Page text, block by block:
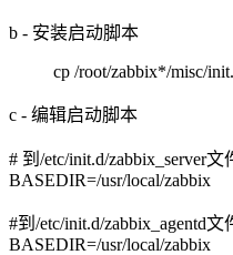
b - 安装启动脚本
cp /root/zabbix*/misc/
c - 编辑启动脚本
# 到/etc/init.d/zabbix_server
BASEDIR=/usr/local/zabbix
#到/etc/init.d/zabbix_agentd
BASEDIR=/usr/local/zabbix